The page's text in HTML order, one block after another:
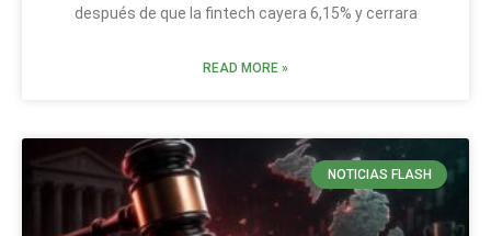
después de que la fintech cayera 6,15% y cerrara
READ MORE »
NOTICIAS FLASH